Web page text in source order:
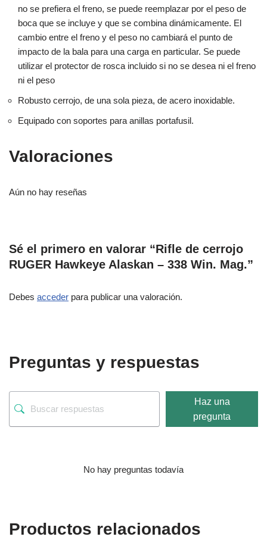
no se prefiera el freno, se puede reemplazar por el peso de
boca que se incluye y que se combina dinámicamente. El
cambio entre el freno y el peso no cambiará el punto de
impacto de la bala para una carga en particular. Se puede
utilizar el protector de rosca incluido si no se desea ni el freno
ni el peso
Robusto cerrojo, de una sola pieza, de acero inoxidable.
Equipado con soportes para anillas portafusil.
Valoraciones
Aún no hay reseñas
Sé el primero en valorar “Rifle de cerrojo
RUGER Hawkeye Alaskan – 338 Win. Mag.”
Debes acceder para publicar una valoración.
Preguntas y respuestas
Haz una
pregunta
No hay preguntas todavía
Productos relacionados